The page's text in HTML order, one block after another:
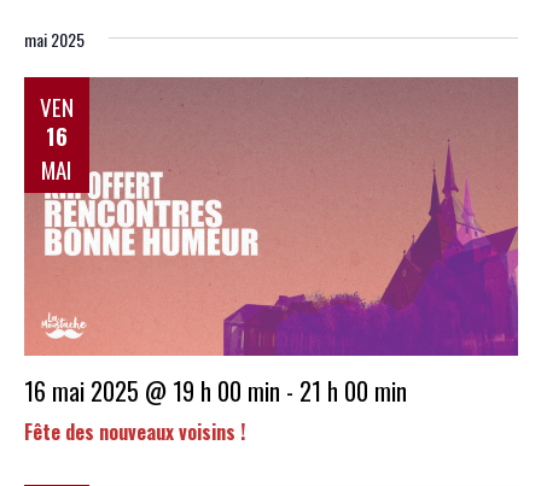
mai 2025
VEN
16
MAI
Fête des nouveaux voisins !
16 mai 2025 @ 19 h 00 min - 21 h 00 min